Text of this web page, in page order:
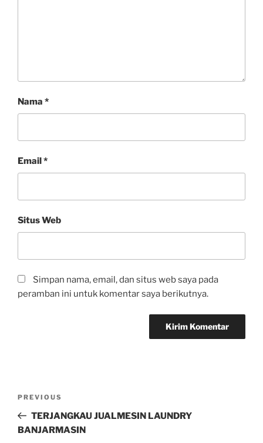
Nama *
Email*
Situs Web
Simpan nama, email, dan situs web saya pada
peramban ini untuk komentar saya berikutnya.
PREVIOUS
TERJANGKAU JUALMESIN LAUNDRY
BANJARMASIN